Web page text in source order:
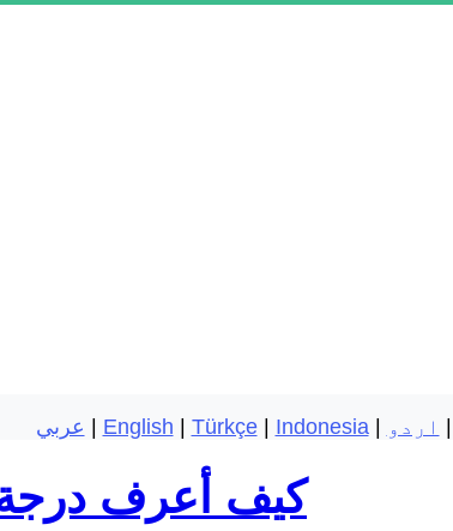
عربي | English | Türkçe| Indonesia | | اردو
كيف أعرف درجة